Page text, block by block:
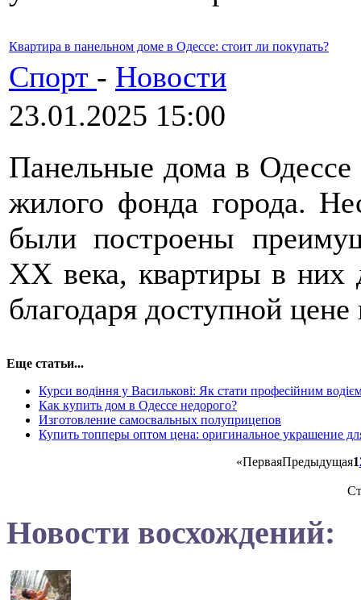
Квартира в панельном доме в Одессе: стоит ли покупать?
Спорт - Новости
23.01.2025 15:00
Панельные дома в Одессе
жилого фонда города.
были построены
XX века, квартиры в них
благодаря доступной
Еще статьи...
Курси водіння у Василькові: Як стати професійним
Как купить дом в Одессе недорого?
Изготовление самосвальных полуприцепов
Купить топперы оптом цена: оригинальное украшение
«ПерваяПредыдущая1
Новости восхождений: